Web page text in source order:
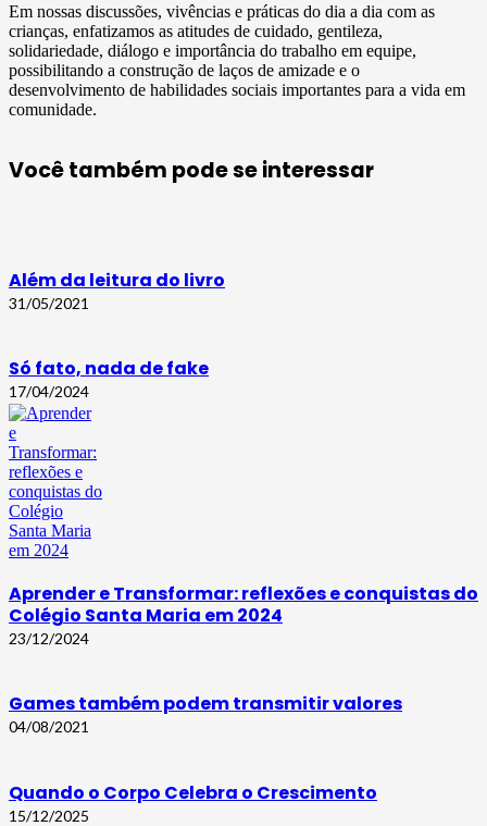
Em nossas discussões, vivências e práticas do dia a dia com as
crianças, enfatizamos as atitudes de cuidado, gentileza,
solidariedade, diálogo e importância do trabalho em equipe,
possibilitando a construção de laços de amizade e o
desenvolvimento de habilidades sociais importantes para a vida em
comunidade.
Você também pode se interessar
Além da leitura do livro
31/05/2021
Só fato, nada de fake
17/04/2024
Aprender e Transformar: reflexões e conquistas do
Colégio Santa Maria em 2024
23/12/2024
Games também podem transmitir valores
04/08/2021
Quando o Corpo Celebra o Crescimento
15/12/2025